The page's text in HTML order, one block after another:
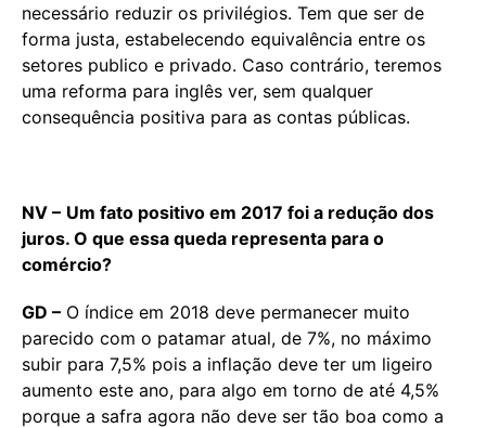
necessário reduzir os privilégios. Tem que ser de
forma justa, estabelecendo equivalência entre os
setores publico e privado. Caso contrário, teremos
uma reforma para inglês ver, sem qualquer
consequência positiva para as contas públicas.
NV – Um fato positivo em 2017 foi a redução dos
juros. O que essa queda representa para o
comércio?
GD – O índice em 2018 deve permanecer muito
parecido com o patamar atual, de 7%, no máximo
subir para 7,5% pois a inflação deve ter um ligeiro
aumento este ano, para algo em torno de até 4,5%
porque a safra agora não deve ser tão boa como a